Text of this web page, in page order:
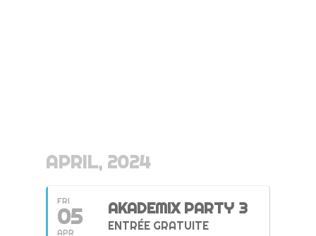
APRIL, 2024
FRI
05
APR
AKADEMIX PARTY 3
ENTRÉE GRATUITE